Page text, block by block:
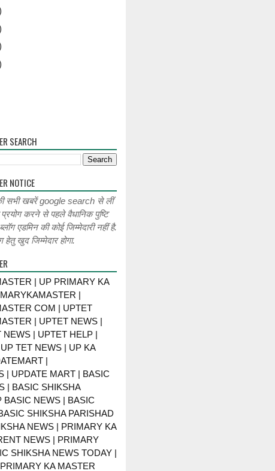
SEARCH
NOTICE
सभी खबरें google search से लीं
करने से पहले वैधानिक पुष्टि
एडमिन की कोई जिम्मेदारी नहीं है.
खुद जिम्मेदार होगा.
| UP PRIMARY KA
|
COM | UPTET
| UPTET NEWS |
NEWS | UPTET HELP |
TET NEWS | UP KA
|
| UPDATE MART | BASIC
| BASIC SHIKSHA
BASIC NEWS | BASIC
SHIKSHA PARISHAD
NEWS | PRIMARY KA
NEWS | PRIMARY
SHIKSHA NEWS TODAY |
KA MASTER